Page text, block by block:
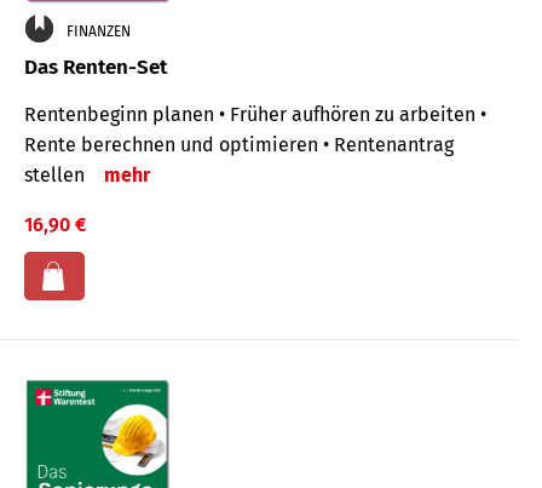
FINANZEN
Das Renten-Set
Rentenbeginn planen • Früher aufhören zu arbeiten •
Rente berechnen und optimieren • Rentenantrag
stellen
mehr
16,90 €